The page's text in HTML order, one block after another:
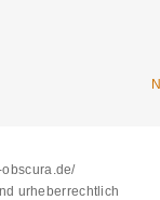
urheberrechtlich